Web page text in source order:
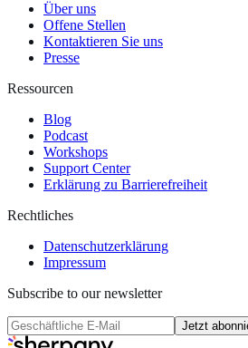
Über uns
Offene Stellen
Kontaktieren Sie uns
Presse
Ressourcen
Blog
Podcast
Workshops
Support Center
Erklärung zu Barrierefreiheit
Rechtliches
Datenschutzerklärung
Impressum
Subscribe to our newsletter
Jetzt